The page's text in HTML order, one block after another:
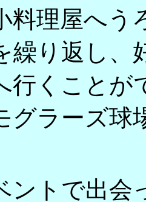
料理屋へう
繰り返し、
行くことが
グラーズ球
ントで出会